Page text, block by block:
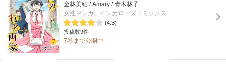
金林美結 / Amary / 青木林子
女性マンガ、インカローズコミックス
(4.3)
投稿数9件
7巻まで公開中